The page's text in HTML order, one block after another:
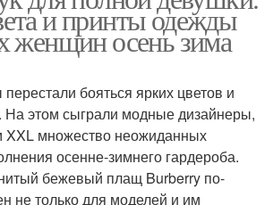
и принты одежды
женщин осень зима
бояться ярких цветов и
На этом сыграли модные дизайнеры,
множество неожиданных
осенне-зимнего гардероба.
бежевый плащ Burberry по-
не только для моделей и им